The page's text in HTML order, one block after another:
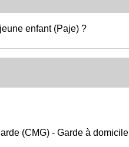
enfant (Paje) ?
(CMG) - Garde à domicile